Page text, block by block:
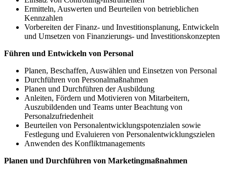
Ermitteln, Auswerten und Beurteilen von betrieblichen
Kennzahlen
Vorbereiten der Finanz- und Investitionsplanung, Entwickeln
und Umsetzen von Finanzierungs- und Investitionskonzepten
Führen und Entwickeln von Personal
Planen, Beschaffen, Auswählen und Einsetzen von Personal
Durchführen von Personalmaßnahmen
Planen und Durchführen der Ausbildung
Anleiten, Fördern und Motivieren von Mitarbeitern,
Auszubildenden und Teams unter Beachtung von
Personalzufriedenheit
Beurteilen von Personalentwicklungspotenzialen sowie
Festlegung und Evaluieren von Personalentwicklungszielen
Anwenden des Konfliktmanagements
Planen und Durchführen von Marketingmaßnahmen